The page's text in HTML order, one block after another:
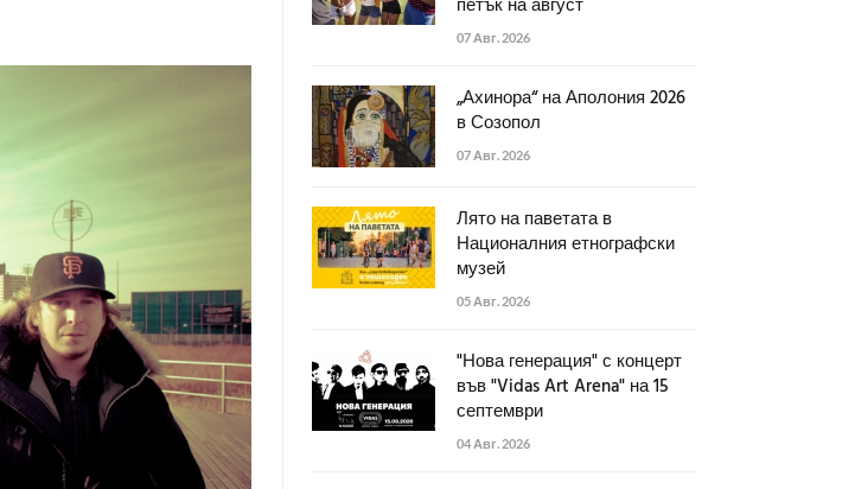
петък на август
07 Авг. 2026
„Ахинора“ на Аполония 2026
в Созопол
07 Авг. 2026
Лято на паветата в
Националния етнографски
музей
05 Авг. 2026
"Нова генерация" с концерт
във "Vidas Art Arena" на 15
септември
04 Авг. 2026